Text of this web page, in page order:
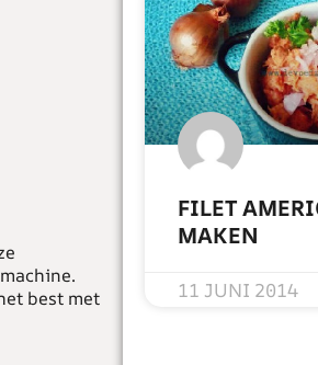
best met
FILET
MAKEN
11 JUNI 2014